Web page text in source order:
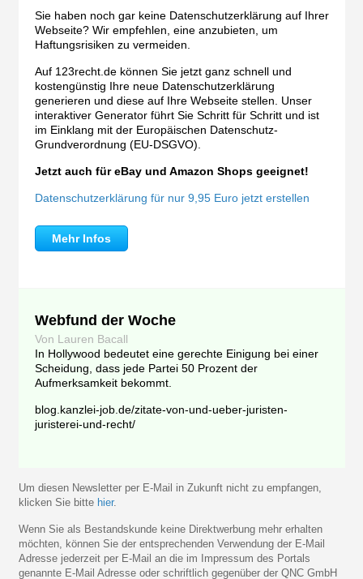
Sie haben noch gar keine Datenschutzerklärung auf Ihrer
Webseite? Wir empfehlen, eine anzubieten, um
Haftungsrisiken zu vermeiden.
Auf 123recht.de können Sie jetzt ganz schnell und
kostengünstig Ihre neue Datenschutzerklärung
generieren und diese auf Ihre Webseite stellen. Unser
interaktiver Generator führt Sie Schritt für Schritt und ist
im Einklang mit der Europäischen Datenschutz-
Grundverordnung (EU-DSGVO).
Jetzt auch für eBay und Amazon Shops geeignet!
Datenschutzerklärung für nur 9,95 Euro jetzt erstellen
Mehr Infos
Webfund der Woche
Von Lauren Bacall
In Hollywood bedeutet eine gerechte Einigung bei einer
Scheidung, dass jede Partei 50 Prozent der
Aufmerksamkeit bekommt.
blog.kanzlei-job.de/zitate-von-und-ueber-juristen-
juristerei-und-recht/
Um diesen Newsletter per E-Mail in Zukunft nicht zu empfangen,
klicken Sie bitte hier.
Wenn Sie als Bestandskunde keine Direktwerbung mehr erhalten
möchten, können Sie der entsprechenden Verwendung der E-Mail
Adresse jederzeit per E-Mail an die im Impressum des Portals
genannte E-Mail Adresse oder schriftlich gegenüber der QNC GmbH